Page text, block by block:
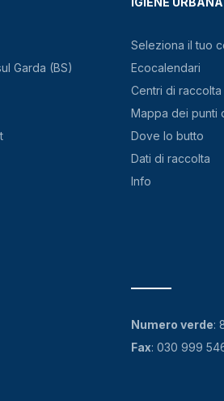
Garda (BS)
Seleziona il tuo
Ecocalendari
Centri di raccolta
Mappa dei punti
Dove lo butto
Dati di raccolta
Info
Numero verde:
Fax: 030 999